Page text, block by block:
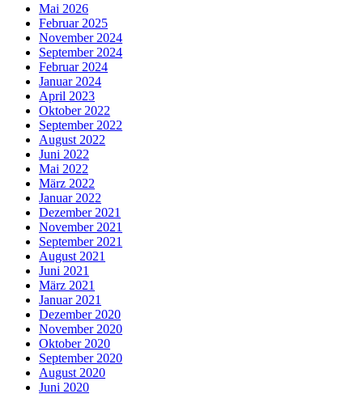
Mai 2026
Februar 2025
November 2024
September 2024
Februar 2024
Januar 2024
April 2023
Oktober 2022
September 2022
August 2022
Juni 2022
Mai 2022
März 2022
Januar 2022
Dezember 2021
November 2021
September 2021
August 2021
Juni 2021
März 2021
Januar 2021
Dezember 2020
November 2020
Oktober 2020
September 2020
August 2020
Juni 2020